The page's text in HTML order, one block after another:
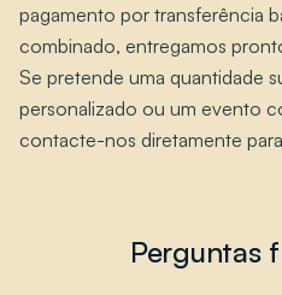
pagamento por transferência
combinado, entregamos
Se pretende uma quantidade
personalizado ou um evento
contacte-nos diretamente
Perguntas